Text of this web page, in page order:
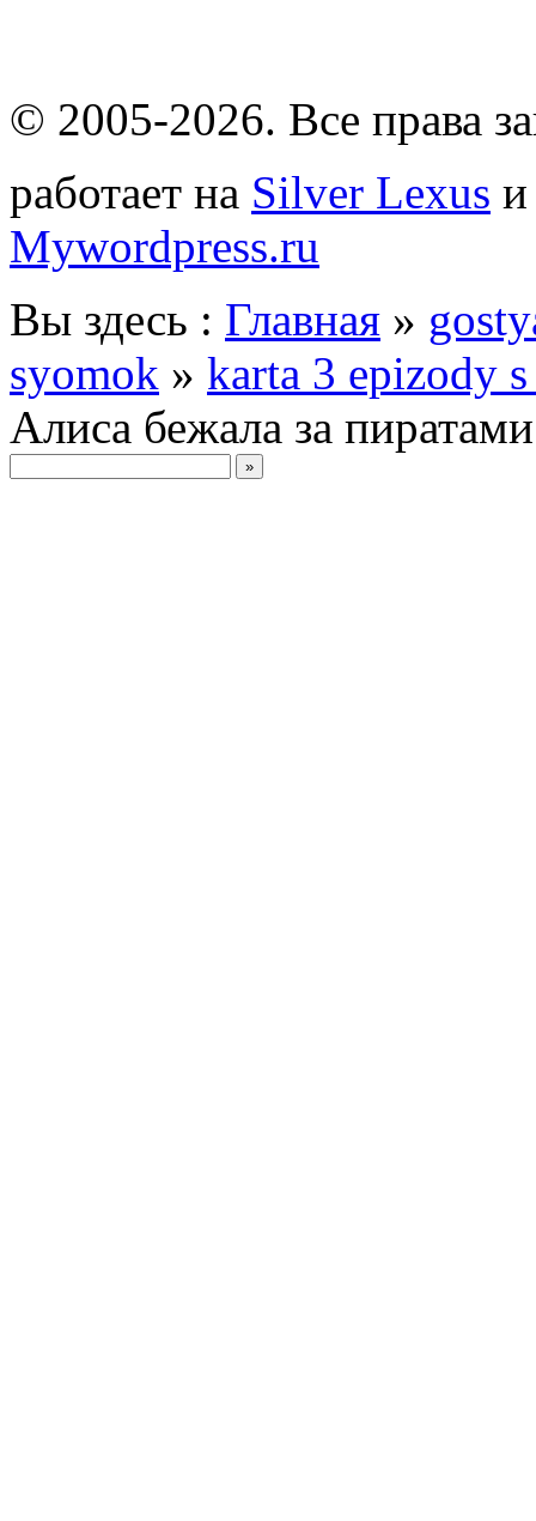
© 2005-2026. Все права
работает на Silver Lexus
Mywordpress.ru
Вы здесь : Главная »
syomok » karta 3 epizody
Алиса бежала за